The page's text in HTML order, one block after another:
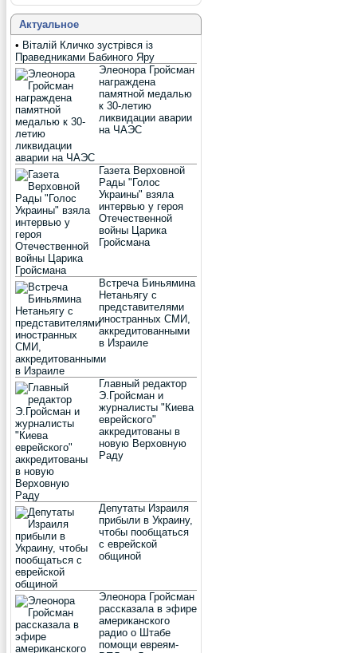
Актуальное
• Віталій Кличко зустрівся із
Праведниками Бабиного Яру
Элеонора Гройсман
награждена
памятной медалью
к 30-летию
ликвидации аварии
на ЧАЭС
Газета Верховной
Рады "Голос
Украины" взяла
интервью у героя
Отечественной
войны Царика
Гройсмана
Встреча Биньямина
Нетаньягу с
представителями
иностранных СМИ,
аккредитованными
в Израиле
Главный редактор
Э.Гройсман и
журналисты "Киева
еврейского"
аккредитованы в
новую Верховную
Раду
Депутаты Израиля
прибыли в Украину,
чтобы пообщаться
с еврейской
общиной
Элеонора Гройсман
рассказала в эфире
американского
радио о Штабе
помощи евреям-